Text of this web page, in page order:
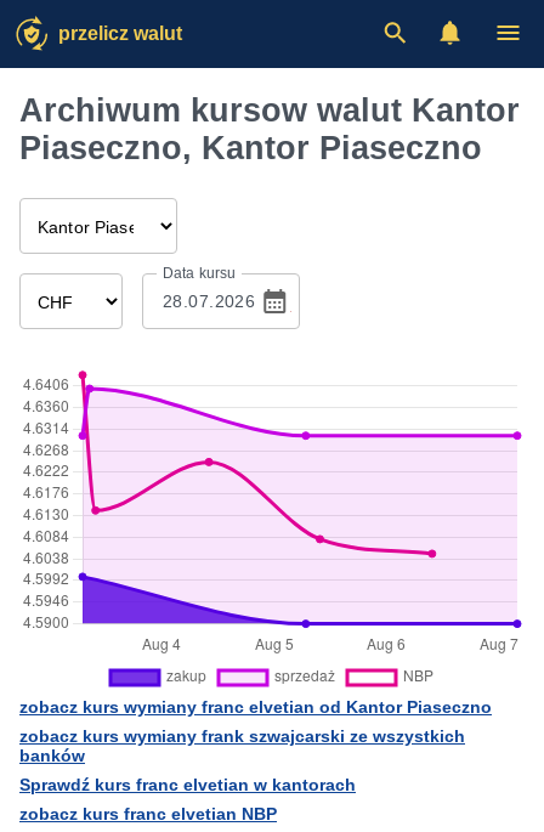
przelicz walut
Archiwum kursow walut Kantor
Piaseczno, Kantor Piaseczno
Data kursu
zobacz kurs wymiany franc elvetian od Kantor Piaseczno
zobacz kurs wymiany frank szwajcarski ze wszystkich
banków
Sprawdź kurs franc elvetian w kantorach
zobacz kurs franc elvetian NBP